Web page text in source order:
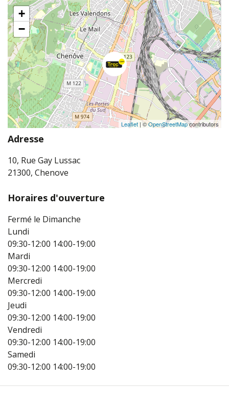
+
−
Leaflet | ©OpenStreetMapcontributors
Adresse
10, Rue Gay Lussac
21300, Chenove
Horaires d'ouverture
Fermé le Dimanche
Lundi
09:30-12:00 14:00-19:00
Mardi
09:30-12:00 14:00-19:00
Mercredi
09:30-12:00 14:00-19:00
Jeudi
09:30-12:00 14:00-19:00
Vendredi
09:30-12:00 14:00-19:00
Samedi
09:30-12:00 14:00-19:00